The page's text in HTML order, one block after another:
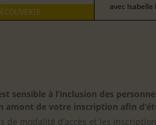
avec Isabelle
sensible à l’inclusion des
amont de votre inscription afin
de modalité d’accès et les